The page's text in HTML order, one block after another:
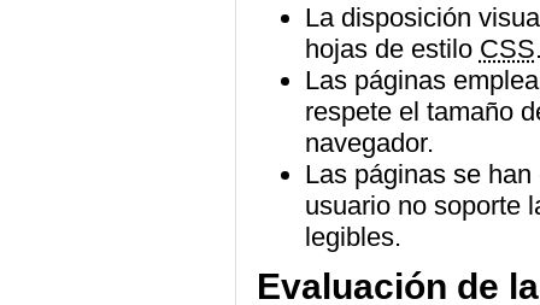
La disposición
hojas de estilo CSS
Las páginas
respete el tamaño
navegador.
Las páginas se
usuario no soporte
legibles.
Evaluación de